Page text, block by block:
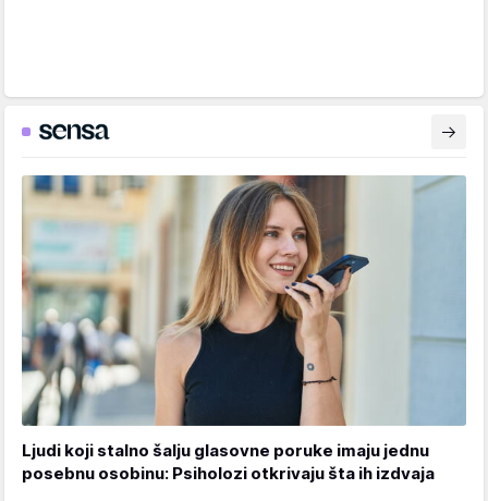
Ljudi koji stalno šalju glasovne poruke imaju jednu
posebnu osobinu: Psiholozi otkrivaju šta ih izdvaja